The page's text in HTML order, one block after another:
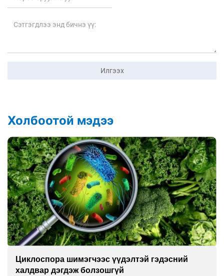
Илгээх
Холбоотой мэдээ
Циклоспора шимэгчээс үүдэлтэй гэдэсний
халдвар дэгдэж болзошгүй